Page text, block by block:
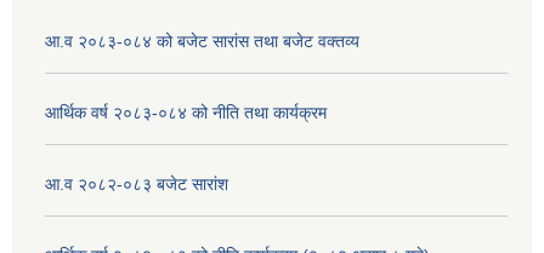
आ.व २०८३-०८४ को बजेट सारांस तथा बजेट वक्तव्य
आर्थिक वर्ष २०८३-०८४ को नीति तथा कार्यक्रम
आ.व २०८२-०८३ बजेट सारांश